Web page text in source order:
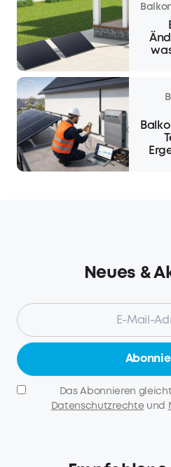
Neues &
Das Abonnieren
Datenschutzrechte und